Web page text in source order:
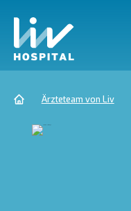
Ärzteteam von Liv